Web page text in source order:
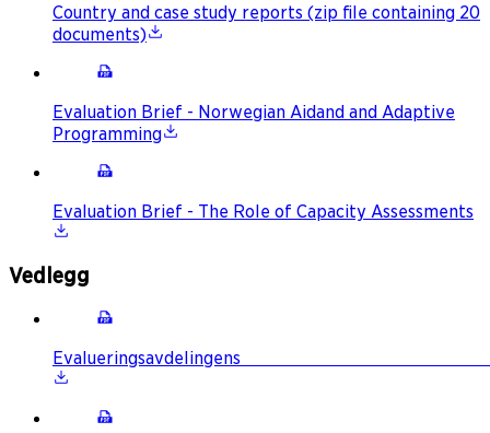
Country and case study reports (zip file containing 20
documents)
Evaluation Brief - Norwegian Aidand and Adaptive
Programming
Evaluation Brief - The Role of Capacity Assessments
Vedlegg
Evalueringsavdelingens